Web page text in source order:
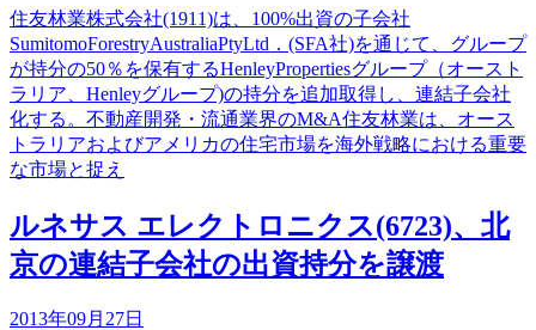
住友林業株式会社(1911)は、100%出資の子会社
SumitomoForestryAustraliaPtyLtd．(SFA社)を通じて、グループ
が持分の50％を保有するHenleyPropertiesグループ（オースト
ラリア、Henleyグループ)の持分を追加取得し、連結子会社
化する。不動産開発・流通業界のM&A住友林業は、オース
トラリアおよびアメリカの住宅市場を海外戦略における重要
な市場と捉え
ルネサス エレクトロニクス(6723)、北
京の連結子会社の出資持分を譲渡
2013年09月27日